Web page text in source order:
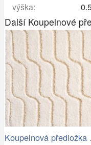
výška:
Další Koupelnové